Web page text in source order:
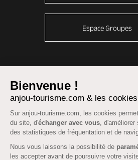
Bienvenue !
anjou-tourisme.com & les cookies
Sur anjou-tourisme.com, les cookies
du site, d'échanger avec vous, d'améliorer
des statistiques de fréquentation et de
Nous vous laissons la possibilité de
les accepter avant de poursuivre votre
Espace Groupes
Mentions légales Données
CGU Réservation -Accessibilité :